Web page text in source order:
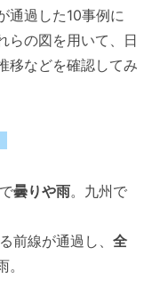
通過した10事例に
らの図を用いて、日
移などを確認してみ
曇りや雨。九州で
前線が通過し、 全